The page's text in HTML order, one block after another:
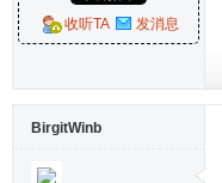
收听TA
发消息
BirgitWinb